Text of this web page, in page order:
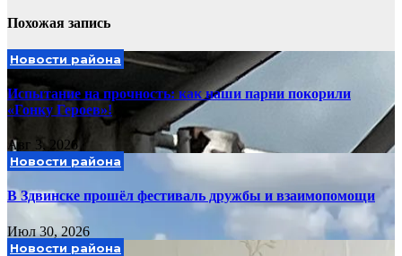
Похожая запись
Новости района
Испытание на прочность: как наши парни покорили
«Гонку Героев»!
Авг 3, 2026
Новости района
В Здвинске прошёл фестиваль дружбы и взаимопомощи
Июл 30, 2026
Новости района